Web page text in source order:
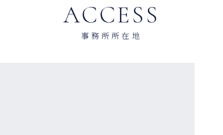
ACCESS
事務所所在地